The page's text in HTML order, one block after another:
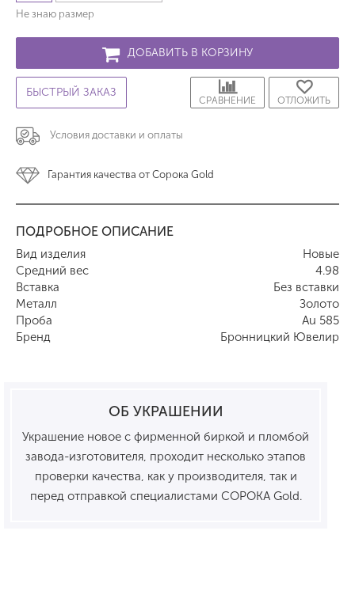
Не знаю размер
ДОБАВИТЬ В КОРЗИНУ
БЫСТРЫЙ ЗАКАЗ
ОТЛОЖИТЬ
СРАВНЕНИЕ
Условия доставки и оплаты
Гарантия качества от Сорока Gold
ПОДРОБНОЕ ОПИСАНИЕ
Вид изделия
Новые
Средний вес
4.98
Вставка
Без вставки
Металл
Золото
Проба
Au 585
Бренд
Бронницкий Ювелир
ОБ УКРАШЕНИИ
Украшение новое с фирменной биркой и пломбой
завода-изготовителя, проходит несколько этапов
проверки качества, как у производителя, так и
перед отправкой специалистами СОРОКА Gold.